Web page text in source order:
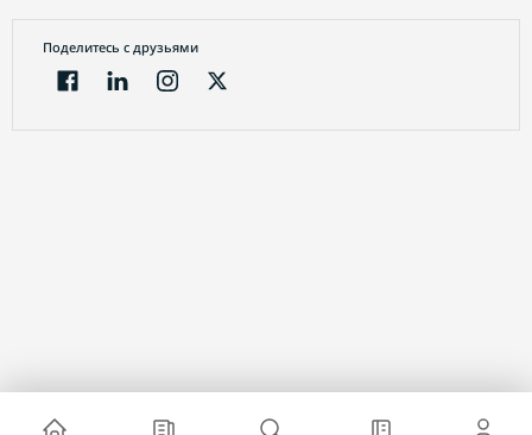
Поделитесь с друзьями